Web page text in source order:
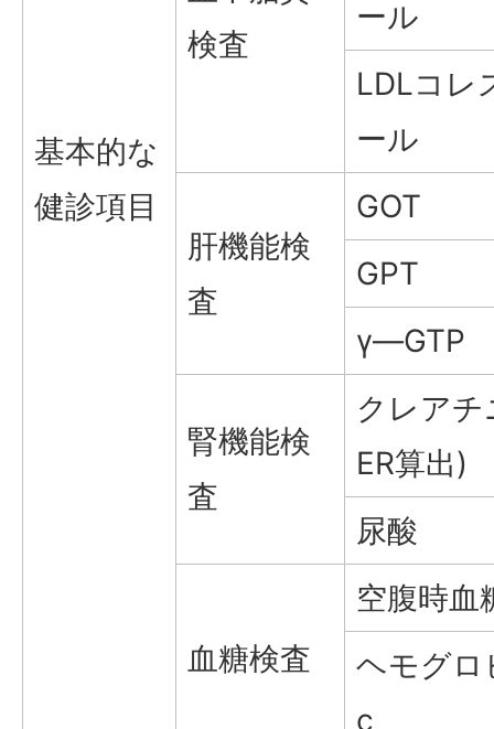
基本的な
健診項目
検査
ール
LDLコレ
ール
肝機能検
査
GOT
GPT
γ―GTP
腎機能検
査
クレアチ
ER算出)
尿酸
血糖検査
空腹時血
ヘモグロ
c